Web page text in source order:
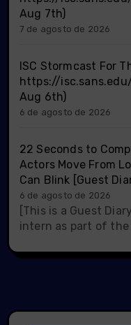
Aug 7th)
7 de agosto de 2026
ISC Stormcast For
https://
Aug 6th)
6 de agosto de 2026
22 Seconds to
Actors Move From
Can Blink [Guest
6 de agosto de 2026
[This is a Guest
intern as part of the